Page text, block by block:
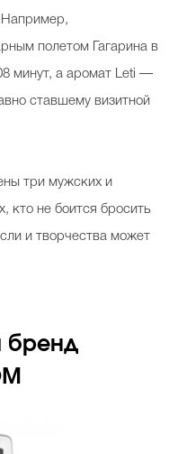
Например,
полетом Гагарина в
минут, а аромат Leti —
ставшему визитной
три мужских и
кто не боится бросить
и творчества может
бренд